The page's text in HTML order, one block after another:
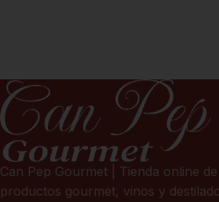
Can Pep Gourmet | Tienda online
productos gourmet, vinos y